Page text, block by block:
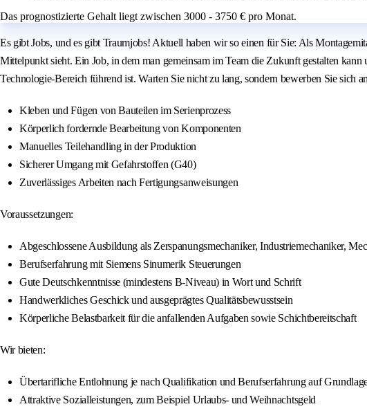
Das prognostizierte Gehalt liegt zwischen 3000 - 3750 € pro Monat.
Es gibt Jobs, und es gibt Traumjobs! Aktuell haben wir so einen für Sie: Als
Mittelpunkt sieht. Ein Job, in dem man gemeinsam im Team die Zukunft gestalten
Technologie-Bereich führend ist. Warten Sie nicht zu lang, sondern bewerben Sie
Kleben und Fügen von Bauteilen im Serienprozess
Körperlich fordernde Bearbeitung von Komponenten
Manuelles Teilehandling in der Produktion
Sicherer Umgang mit Gefahrstoffen (G40)
Zuverlässiges Arbeiten nach Fertigungsanweisungen
Voraussetzungen:
Abgeschlossene Ausbildung als Zerspanungsmechaniker, Industriemechaniker,
Berufserfahrung mit Siemens Sinumerik Steuerungen
Gute Deutschkenntnisse (mindestens B-Niveau) in Wort und Schrift
Handwerkliches Geschick und ausgeprägtes Qualitätsbewusstsein
Körperliche Belastbarkeit für die anfallenden Aufgaben sowie Schichtbereitschaft
Wir bieten:
Übertarifliche Entlohnung je nach Qualifikation und Berufserfahrung auf
Attraktive Sozialleistungen, zum Beispiel Urlaubs- und Weihnachtsgeld